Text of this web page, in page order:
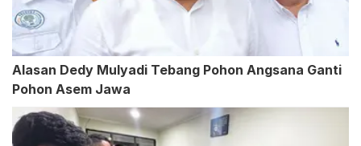
Alasan Dedy Mulyadi Tebang Pohon Angsana Ganti
Pohon Asem Jawa